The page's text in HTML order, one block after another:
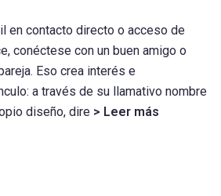
en contacto directo o acceso de
conéctese con un buen amigo o
Eso crea interés e
a través de su llamativo nombre
diseño, dire > Leer más